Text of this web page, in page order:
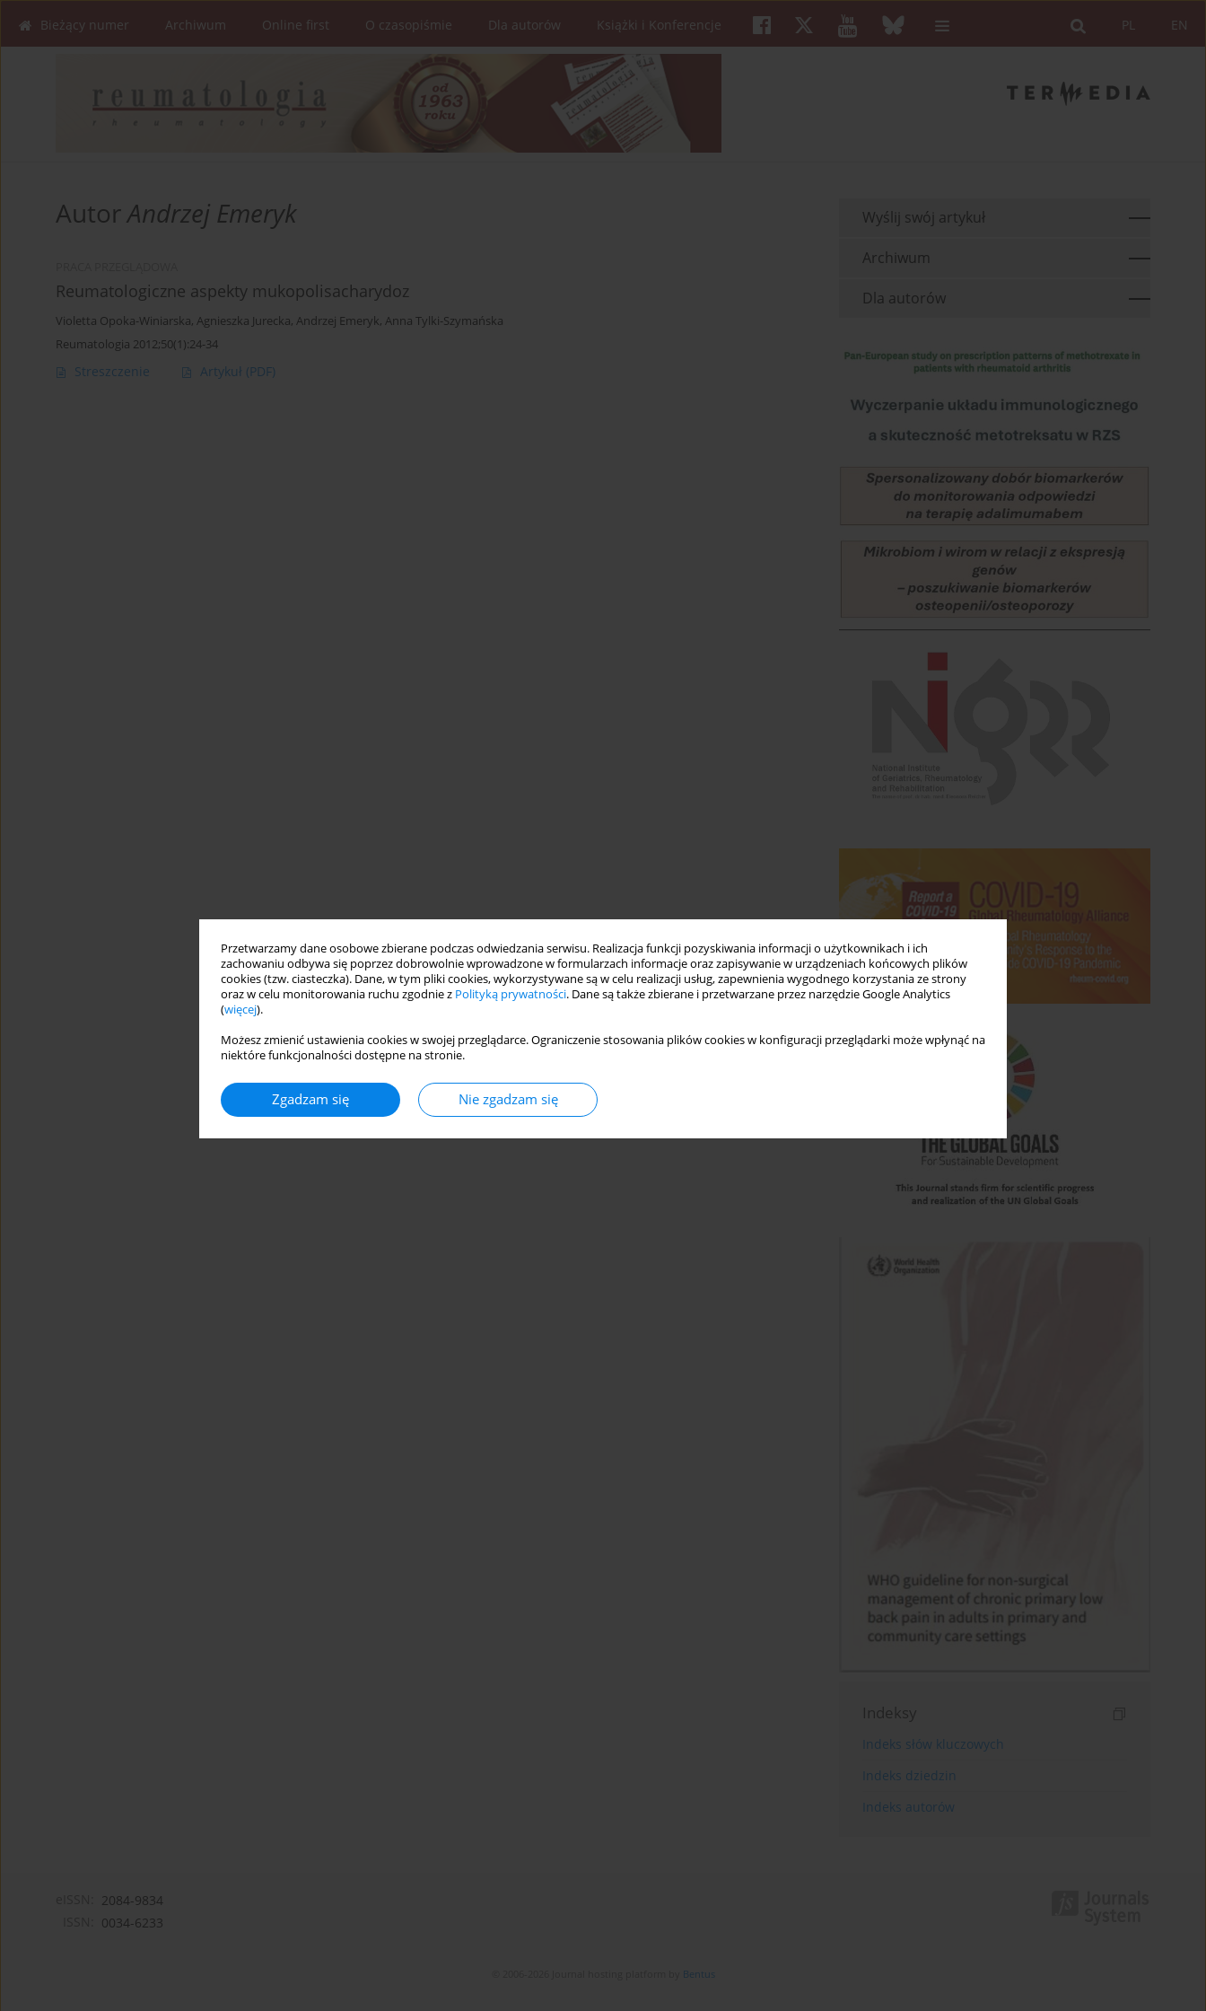
Przetwarzamy dane osobowe zbierane podczas odwiedzania serwisu. Realizacja funkcji pozyskiwania informacji o użytkownikach i ich
zachowaniu odbywa się poprzez dobrowolnie wprowadzone w formularzach informacje oraz zapisywanie w urządzeniach końcowych plików
cookies (tzw. ciasteczka). Dane, w tym pliki cookies, wykorzystywane są w celu realizacji usług, zapewnienia wygodnego korzystania ze strony
oraz w celu monitorowania ruchu zgodnie z Polityką prywatności. Dane są także zbierane i przetwarzane przez narzędzie Google Analytics
(więcej).
Możesz zmienić ustawienia cookies w swojej przeglądarce. Ograniczenie stosowania plików cookies w konfiguracji przeglądarki może wpłynąć na
niektóre funkcjonalności dostępne na stronie.
Zgadzam się Nie zgadzam się
EN
PL
Bieżący numer Archiwum Online first O czasopiśmie Dla autorów Książki i Konferencje
AutorAndrzej Emeryk
Reumatologiczne aspekty mukopolisacharydoz
Violetta Opoka-Winiarska, Agnieszka Jurecka, Andrzej Emeryk, Anna Tylki-Szymańska
Reumatologia 2012;50(1):24-34
Streszczenie Artykuł (PDF)
Wyślij swój artykuł
Archiwum
Dla autorów
Indeksy
Indeks słów kluczowych
Indeks dziedzin
Indeks autorów
2084-9834
0034-6233
Bentus